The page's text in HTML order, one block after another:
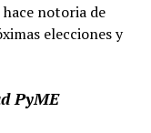
notoria de
elecciones y
PyME